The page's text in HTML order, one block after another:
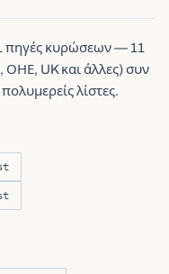
πηγές κυρώσεων — 11
ΟΗΕ, UK και άλλες) συν
λίστες.